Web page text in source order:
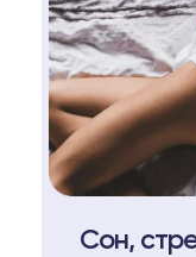
Сон,